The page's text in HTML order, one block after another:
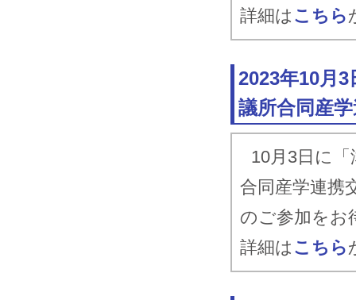
詳細は こちら
2023年10月
議所合同産
10月3日に
合同産学連携
のご参加をお
詳細は こちら